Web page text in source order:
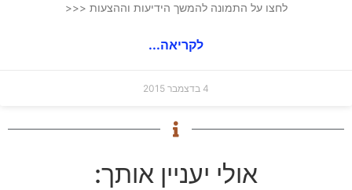
לחצו על התמונה להמשך הידיעות וההצעות <<<
לקריאה...
4 בדצמבר 2015
אולי יעניין אותך: